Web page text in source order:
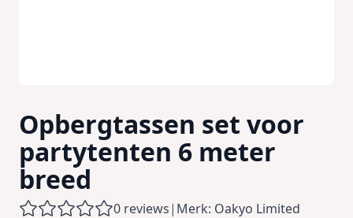
Opbergtassen set voor
partytenten 6 meter
breed
0 reviews| Merk: Oakyo Limited